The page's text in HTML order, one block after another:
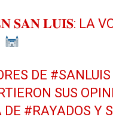
𝐒𝐀𝐍 𝐋𝐔𝐈𝐒: LA
DE #SANLUIS
SUS
DE #RAYADOS Y